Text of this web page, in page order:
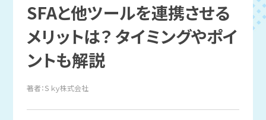
SFAと他ツールを連携させる
メリットは？ タイミングやポイ
ントも解説
著者：Ｓｋｙ株式会社